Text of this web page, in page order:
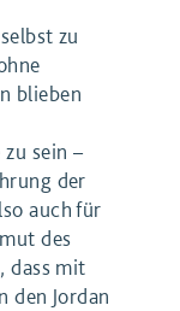
zu
blieben
sein –
der
auch für
des
dass mit
den Jordan